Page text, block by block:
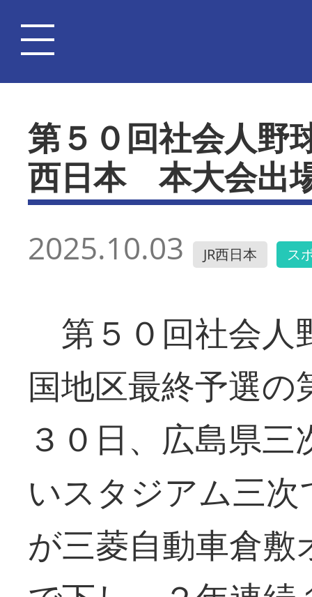
第５０回社会人
西日本 本大会出
2025.10.03 JR西日本 ス
第５０回社会人
国地区最終予選
３０日、広島県
いスタジアム三
が三菱自動車倉